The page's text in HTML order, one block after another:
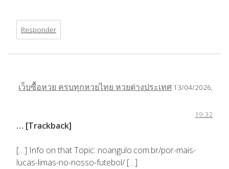
Responder
เว็บซื้อหวย ครบทุกหวยไทย หวยต่างประเทศ 13/04/2026,
19:32
… [Trackback]
[…] Info on that Topic: noangulo.com.br/por-mais-
lucas-limas-no-nosso-futebol/ […]